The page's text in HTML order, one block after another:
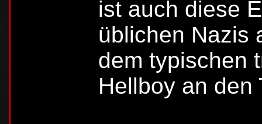
ist auch diese
üblichen Nazis
dem typischen
Hellboy an den